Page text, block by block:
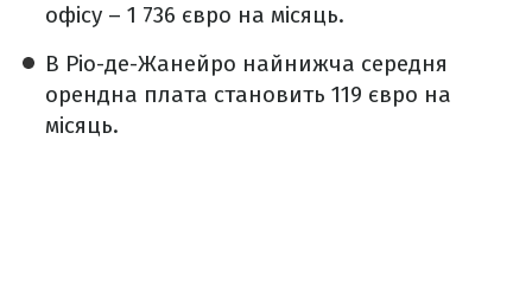
офісу – 1 736 євро на місяць.
В Ріо-де-Жанейро найнижча середня
орендна плата становить 119 євро на
місяць.